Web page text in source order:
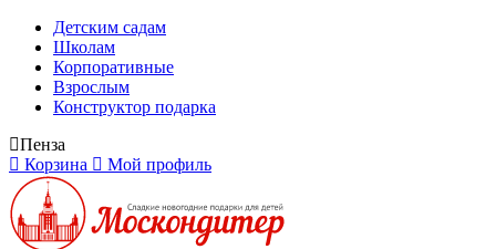
Детским садам
Школам
Корпоративные
Взрослым
Конструктор подарка
Пенза
Корзина
Мой профиль